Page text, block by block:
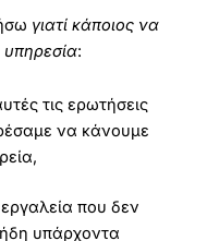
γιατί κάποιος να
υπηρεσία:
τις ερωτήσεις
να κάνουμε
που δεν
υπάρχοντα